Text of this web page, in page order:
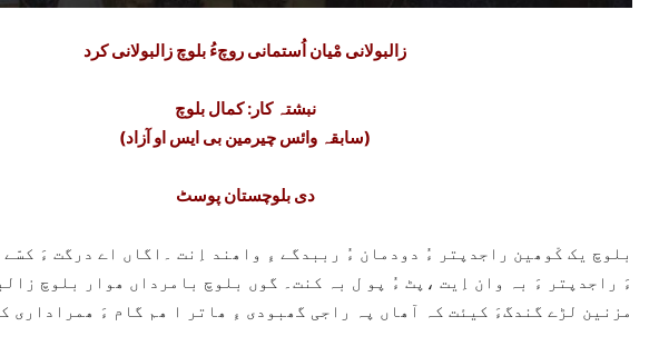
زالبولانی مْیان اُستمانی روچءُ بلوچ زالبولانی کرد
نبشتہ کار: کمال بلوچ
(سابقہ وائس چیرمین بی ایس او آزاد)
دی بلوچستان پوسٹ
بلوچ یک کْوھین راجدپتر ءُ دودمان ءُ رببدگے ءِ واھند اِنت ۔اگاں اے درگت ءَ
ءَ راجدپتر ءَ بہ وان اِیت ،پٹ ءُ پو ل بہ کنت۔ گوں بلوچ بامرداں ھوار بلوچ
مزنین لڑے گندگءَ کیئت کہ آھاں پہ راجی گھبودی ءِ ھاتر ا ھم گام ءَ ھمراداری